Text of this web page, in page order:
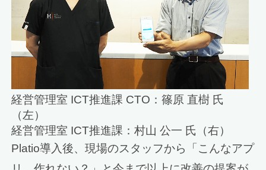
経営管理室 ICT推進課 CTO：篠原 直樹 氏
（左）
経営管理室 ICT推進課：村山 公一 氏（右）
Platio導入後、現場のスタッフから「こんなアプ